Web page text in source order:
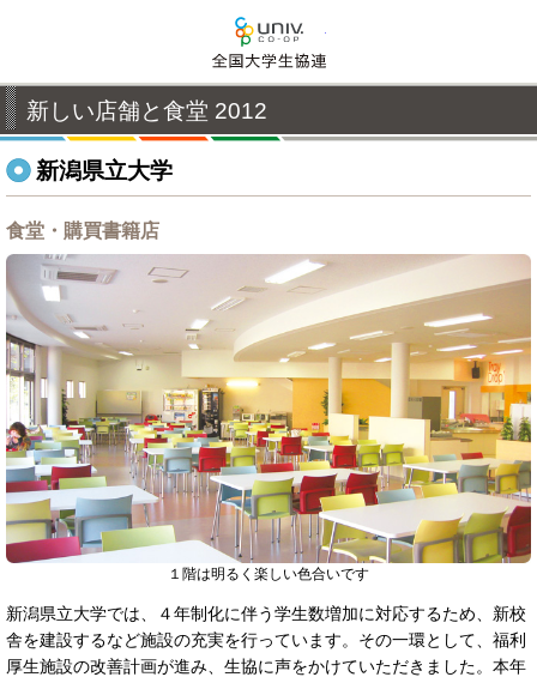
新しい店舗と食堂 2012
新潟県立大学
食堂・購買書籍店
１階は明るく楽しい色合いです
新潟県立大学では、４年制化に伴う学生数増加に対応するため、新校
舎を建設するなど施設の充実を行っています。その一環として、福利
厚生施設の改善計画が進み、生協に声をかけていただきました。本年